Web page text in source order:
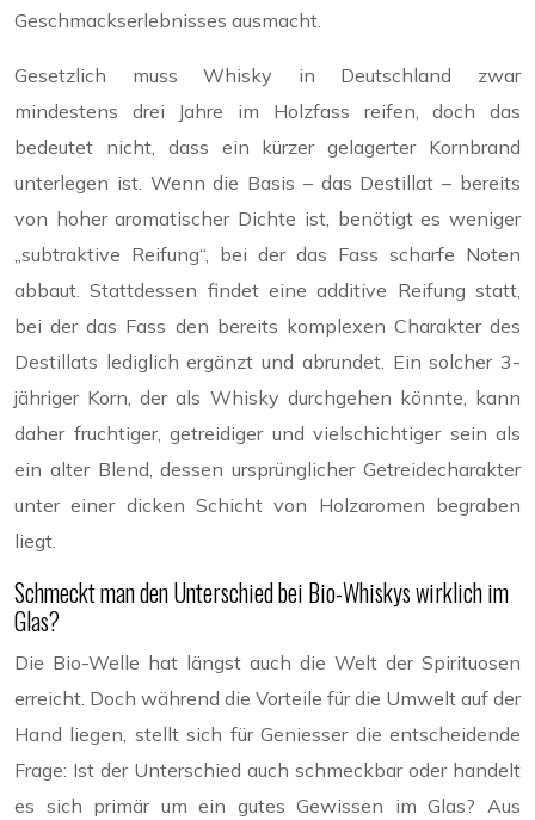
Geschmackserlebnisses ausmacht.
Gesetzlich muss Whisky in Deutschland zwar
mindestens drei Jahre im Holzfass reifen, doch das
bedeutet nicht, dass ein kürzer gelagerter Kornbrand
unterlegen ist. Wenn die Basis – das Destillat – bereits
von hoher aromatischer Dichte ist, benötigt es weniger
„subtraktive Reifung“, bei der das Fass scharfe Noten
abbaut. Stattdessen findet eine additive Reifung statt,
bei der das Fass den bereits komplexen Charakter des
Destillats lediglich ergänzt und abrundet. Ein solcher 3-
jähriger Korn, der als Whisky durchgehen könnte, kann
daher fruchtiger, getreidiger und vielschichtiger sein als
ein alter Blend, dessen ursprünglicher Getreidecharakter
unter einer dicken Schicht von Holzaromen begraben
liegt.
Schmeckt man den Unterschied bei Bio-Whiskys wirklich im
Glas?
Die Bio-Welle hat längst auch die Welt der Spirituosen
erreicht. Doch während die Vorteile für die Umwelt auf der
Hand liegen, stellt sich für Geniesser die entscheidende
Frage: Ist der Unterschied auch schmeckbar oder handelt
es sich primär um ein gutes Gewissen im Glas? Aus